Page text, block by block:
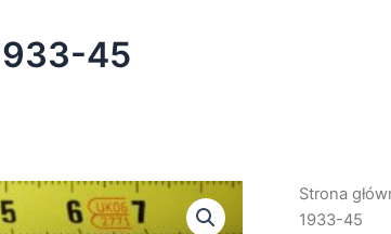
45
Strona
1933-45
ilość
Emblemat